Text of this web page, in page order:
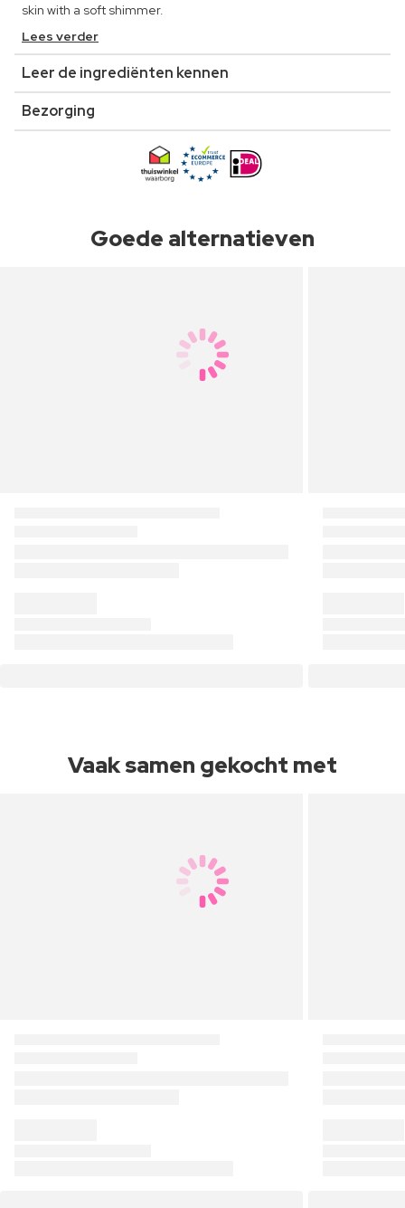
skin with a soft shimmer.
Lees verder
Leer de ingrediënten kennen
Bezorging
Goede alternatieven
Vaak samen gekocht met